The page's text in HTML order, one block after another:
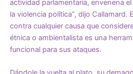
actividad parlamentaria, envenena
la violencia política”, dijo Callamard.
contra cualquier causa que
étnica o ambientalista es una
funcional para sus ataques.